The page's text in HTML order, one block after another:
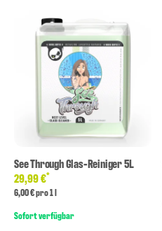
See Through Glas-Reiniger 5L
29,99 €*
6,00 € pro 1 l
Sofort verfügbar